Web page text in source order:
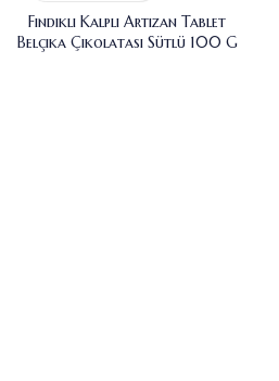
Fındıklı Kalpli Artizan Tablet
Belçika Çikolatası Sütlü 100 G